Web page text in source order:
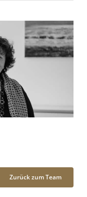
Zurück zum Team